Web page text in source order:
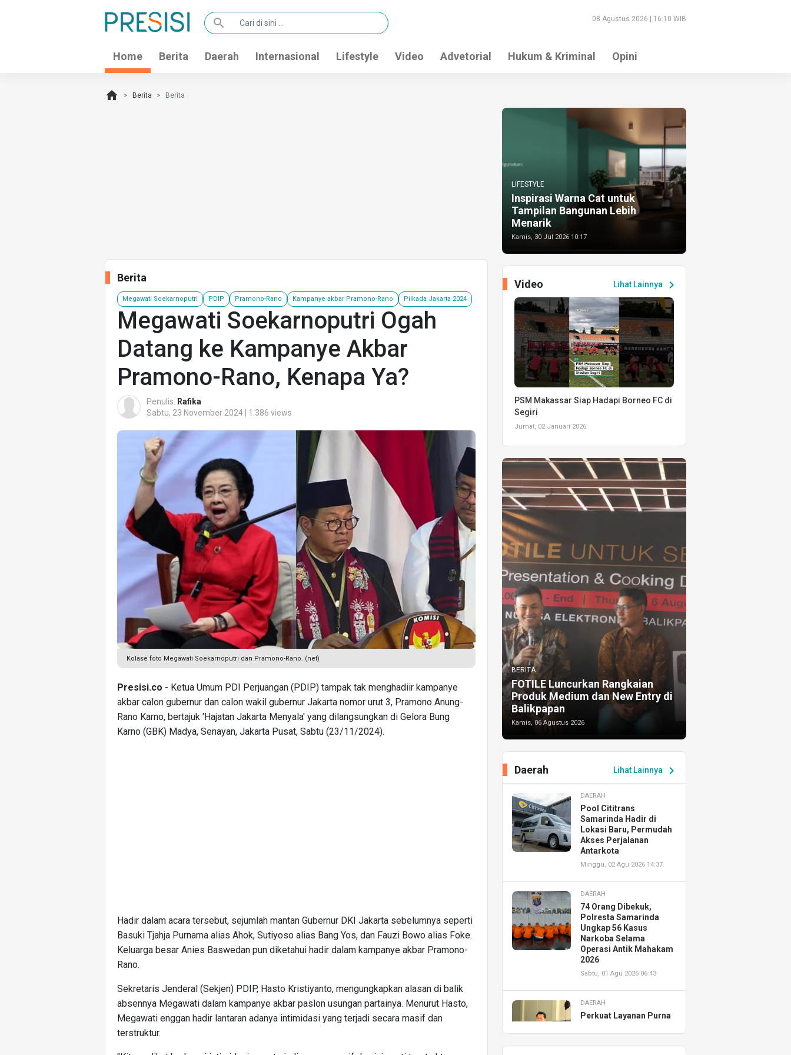
search 08 Agustus 2026 | 16:10 WIB
Home Berita Daerah Internasional Lifestyle Video Advetorial Hukum & Kriminal Opini
home Berita Berita
Berita
Megawati Soekarnoputri PDIP Pramono-Rano Kampanye akbar Pramono-Rano Pilkada Jakarta 2024
Megawati Soekarnoputri Ogah
Datang ke Kampanye Akbar
Pramono-Rano, Kenapa Ya?
Penulis: Rafika
Sabtu, 23 November 2024 | 1.386 views
Kolase foto Megawati Soekarnoputri dan Pramono-Rano. (net)
Presisi.co - Ketua Umum PDI Perjuangan (PDIP) tampak tak menghadiir kampanye
akbar calon gubernur dan calon wakil gubernur Jakarta nomor urut 3, Pramono Anung-
Rano Karno, bertajuk 'Hajatan Jakarta Menyala' yang dilangsungkan di Gelora Bung
Karno (GBK) Madya, Senayan, Jakarta Pusat, Sabtu (23/11/2024).
Hadir dalam acara tersebut, sejumlah mantan Gubernur DKI Jakarta sebelumnya seperti
Basuki Tjahja Purnama alias Ahok, Sutiyoso alias Bang Yos, dan Fauzi Bowo alias Foke.
Keluarga besar Anies Baswedan pun diketahui hadir dalam kampanye akbar Pramono-
Rano.
Sekretaris Jenderal (Sekjen) PDIP, Hasto Kristiyanto, mengungkapkan alasan di balik
absennya Megawati dalam kampanye akbar paslon usungan partainya. Menurut Hasto,
Megawati enggan hadir lantaran adanya intimidasi yang terjadi secara masif dan
terstruktur.
LIFESTYLE
Inspirasi Warna Cat untuk
Tampilan Bangunan Lebih
Menarik
Kamis, 30 Jul 2026 10:17
Lihat Lainnya chevron_right
Video
PSM Makassar Siap Hadapi Borneo FC di
Segiri
Jumat, 02 Januari 2026
BERITA
FOTILE Luncurkan Rangkaian
Produk Medium dan New Entry di
Balikpapan
Kamis, 06 Agustus 2026
Lihat Lainnya chevron_right
Daerah
DAERAH
Pool Cititrans
Samarinda Hadir di
Lokasi Baru, Permudah
Akses Perjalanan
Antarkota
Minggu, 02 Agu 2026 14:37
DAERAH
74 Orang Dibekuk,
Polresta Samarinda
Ungkap 56 Kasus
Narkoba Selama
Operasi Antik Mahakam
2026
Sabtu, 01 Agu 2026 06:43
DAERAH
Perkuat Layanan Purna
Resmikan AHASS